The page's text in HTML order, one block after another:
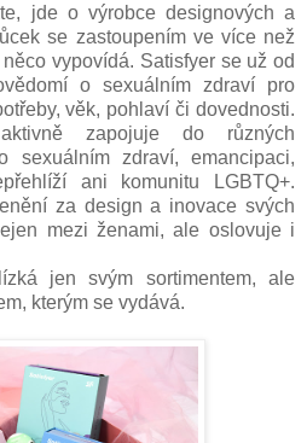
jde o výrobce designových a
se zastoupením ve více než
vypovídá. Satisfyer se už od
o sexuálním zdraví pro
věk, pohlaví či dovednosti.
zapojuje do různých
sexuálním zdraví, emancipaci,
ani komunitu LGBTQ+.
za design a inovace svých
mezi ženami, ale oslovuje i
jen svým sortimentem, ale
kterým se vydává.